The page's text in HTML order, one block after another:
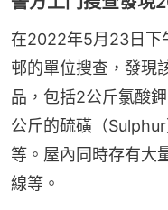
在2022年5月23日下
邨的單位搜查，發現
品，包括2公斤氯酸
公斤的硫磺（
等。屋內同時存有大
線等。